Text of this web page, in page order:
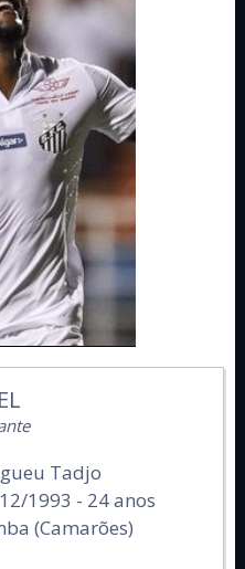
Tadjo
1993 - 24 anos
(Camarões)